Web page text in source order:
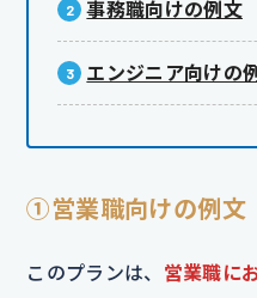
事務職向けの例文
エンジニア向けの
①営業職向けの例文
このプランは、 営業職に